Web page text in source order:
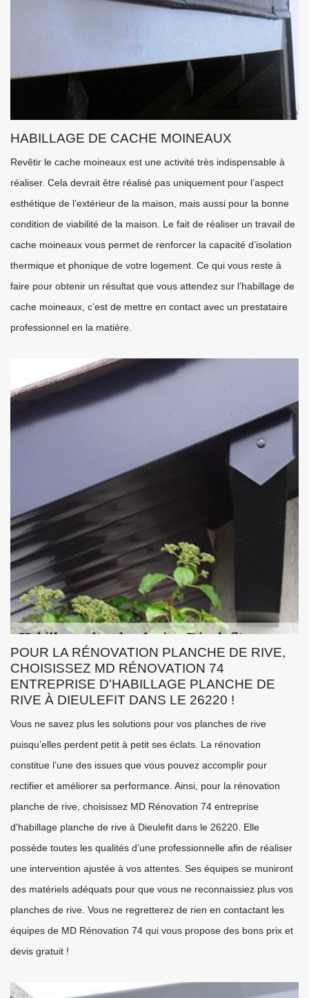
HABILLAGE DE CACHE MOINEAUX
Revêtir le cache moineaux est une activité très indispensable à
réaliser. Cela devrait être réalisé pas uniquement pour l’aspect
esthétique de l’extérieur de la maison, mais aussi pour la bonne
condition de viabilité de la maison. Le fait de réaliser un travail de
cache moineaux vous permet de renforcer la capacité d’isolation
thermique et phonique de votre logement. Ce qui vous reste à
faire pour obtenir un résultat que vous attendez sur l’habillage de
cache moineaux, c’est de mettre en contact avec un prestataire
professionnel en la matière.
POUR LA RÉNOVATION PLANCHE DE RIVE,
CHOISISSEZ MD RÉNOVATION 74
ENTREPRISE D'HABILLAGE PLANCHE DE
RIVE À DIEULEFIT DANS LE 26220 !
Vous ne savez plus les solutions pour vos planches de rive
puisqu’elles perdent petit à petit ses éclats. La rénovation
constitue l’une des issues que vous pouvez accomplir pour
rectifier et améliorer sa performance. Ainsi, pour la rénovation
planche de rive, choisissez MD Rénovation 74 entreprise
d'habillage planche de rive à Dieulefit dans le 26220. Elle
possède toutes les qualités d’une professionnelle afin de réaliser
une intervention ajustée à vos attentes. Ses équipes se muniront
des matériels adéquats pour que vous ne reconnaissiez plus vos
planches de rive. Vous ne regretterez de rien en contactant les
équipes de MD Rénovation 74 qui vous propose des bons prix et
devis gratuit !